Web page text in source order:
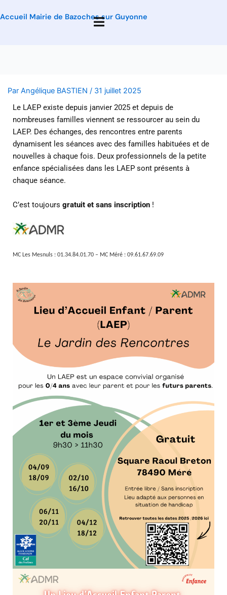
Accueil Mairie de Bazoches sur Guyonne
Par Angélique BASTIEN / 31 juillet 2025
Le LAEP existe depuis janvier 2025 et depuis de
nombreuses familles viennent se ressourcer au sein du
LAEP. Des échanges, des rencontres entre parents
dynamisent les séances avec des familles habituées et de
nouvelles à chaque fois. Deux professionnels de la petite
enfance spécialisées dans les LAEP sont présents à
chaque séance.
C’est toujours gratuit et sans inscription!
MC Les Mesnuls : 01.34.84.01.70 – MC Méré : 09.61.67.69.09